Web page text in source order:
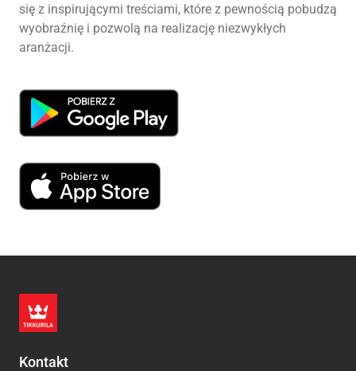
się z inspirującymi treściami, które z pewnością pobudzą
wyobraźnię i pozwolą na realizację niezwykłych
aranżacji.
Kontakt